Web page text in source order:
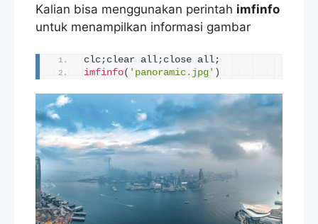
Kalian bisa menggunakan perintah imfinfo
untuk menampilkan informasi gambar
clc;clear all;close all;
imfinfo( 'panoramic.jpg' )